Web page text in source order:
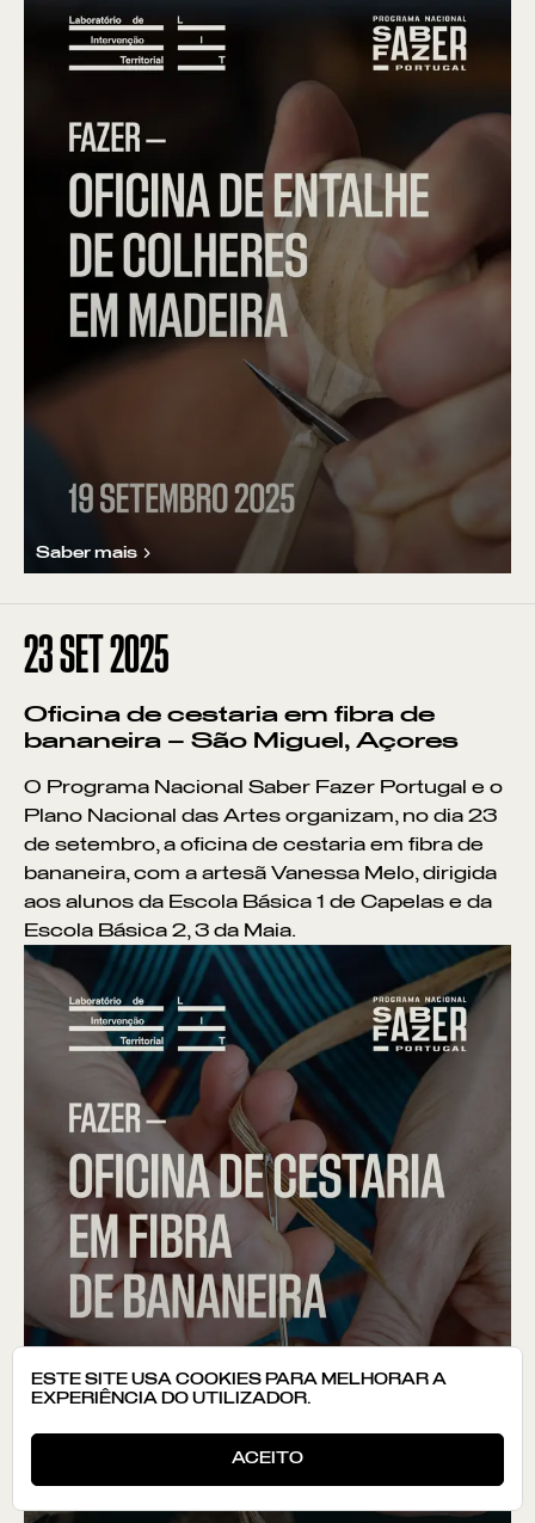
Saber mais
23SET 2025
Oficina de cestaria em fibra de
bananeira – São Miguel, Açores
O Programa Nacional Saber Fazer Portugal e o
Plano Nacional das Artes organizam, no dia 23
de setembro, a oficina de cestaria em fibra de
bananeira, com a artesã Vanessa Melo, dirigida
aos alunos da Escola Básica 1 de Capelas e da
Escola Básica 2, 3 da Maia.
ESTE SITE USA COOKIES PARA MELHORAR A
EXPERIÊNCIA DO UTILIZADOR.
ACEITO